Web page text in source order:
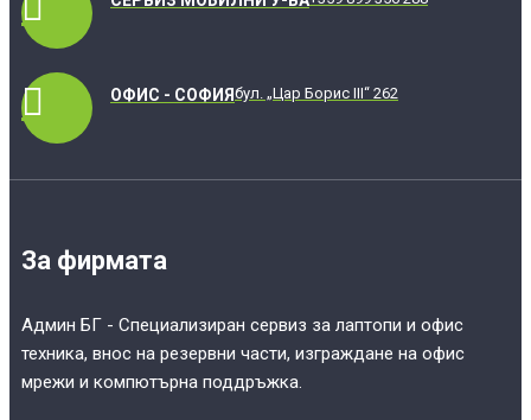
ОФИС - СОФИЯ бул. „Цар Борис III“ 262
За фирмата
Админ БГ - Специализиран сервиз за лаптопи и офис
техника, внос на резервни части, изграждане на офис
мрежи и компютърна поддръжка.